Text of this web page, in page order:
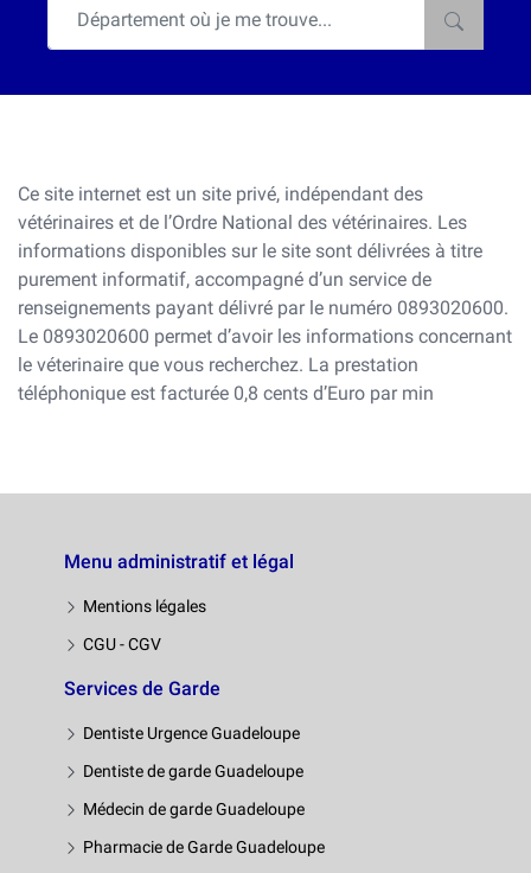
Ce site internet est un site privé, indépendant des
vétérinaires et de l’Ordre National des vétérinaires. Les
informations disponibles sur le site sont délivrées à titre
purement informatif, accompagné d’un service de
renseignements payant délivré par le numéro 0893020600.
Le 0893020600 permet d’avoir les informations concernant
le véterinaire que vous recherchez. La prestation
téléphonique est facturée 0,8 cents d’Euro par min
Menu administratif et légal
Mentions légales
CGU - CGV
Services de Garde
Dentiste Urgence Guadeloupe
Dentiste de garde Guadeloupe
Médecin de garde Guadeloupe
Pharmacie de Garde Guadeloupe